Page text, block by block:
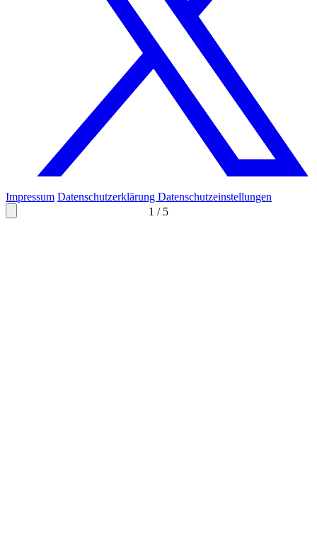
1 / 5
Impressum Datenschutzerklärung Datenschutzeinstellungen